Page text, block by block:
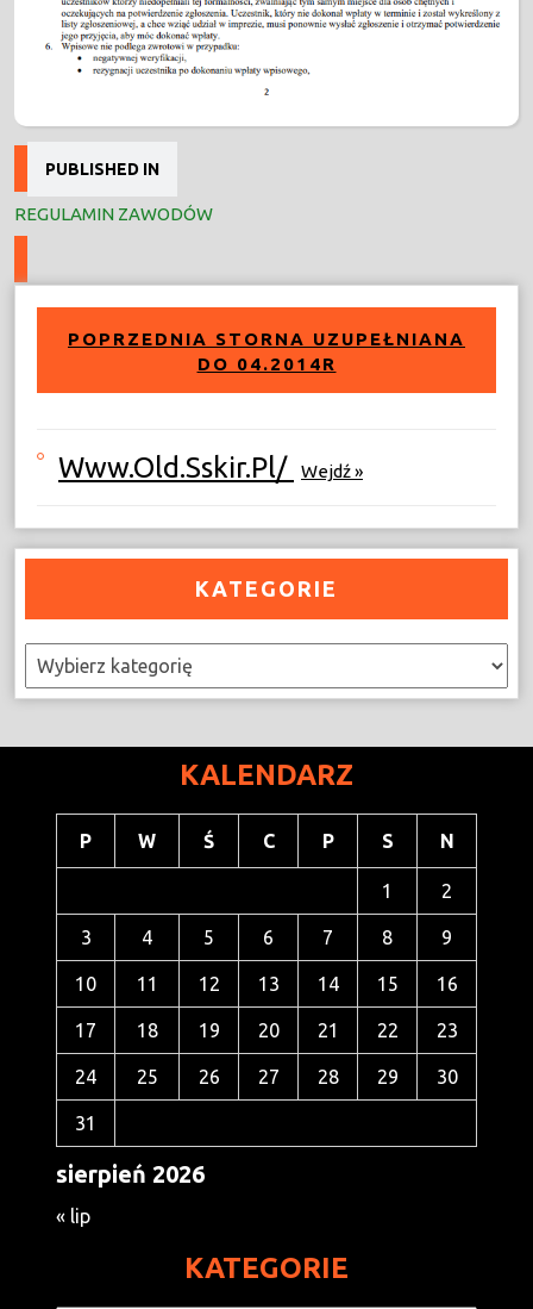
Nawigacja
wpisu
PUBLISHED IN
REGULAMIN ZAWODÓW
POPRZEDNIA STORNA UZUPEŁNIANA
DO 04.2014R
Www.old.sskir.pl/ Wejdź »
KATEGORIE
Kategorie
KALENDARZ
sierpień 2026
P W Ś C P S N
1 2
3 4 5 6 7 8 9
10 11 12 13 14 15 16
17 18 19 20 21 22 23
24 25 26 27 28 29 30
31
« lip
KATEGORIE